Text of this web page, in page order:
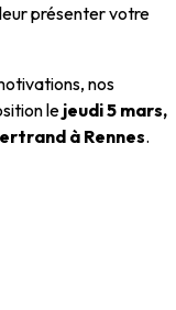
présenter votre
nos
le jeudi 5 mars,
à Rennes.